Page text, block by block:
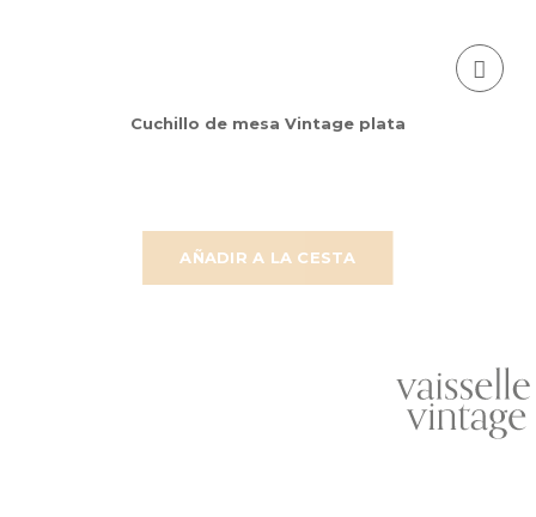
AÑADIR A LA CESTA
Cuchillo de mesa Vintage plata